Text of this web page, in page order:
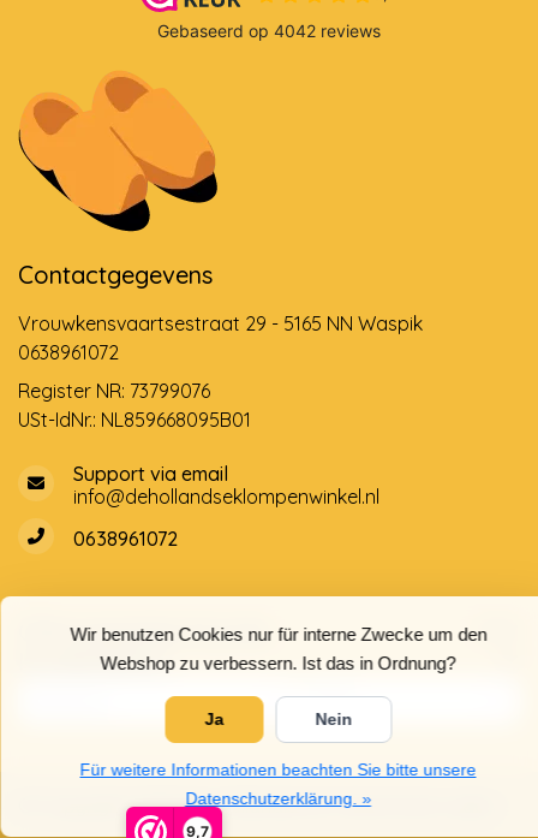
9,7
Wir benutzen Cookies nur für interne Zwecke um den
Webshop zu verbessern. Ist das in Ordnung?
Ja Nein
Für weitere Informationen beachten Sie bitte unsere
Datenschutzerklärung. »
Contactgegevens
Vrouwkensvaartsestraat 29 - 5165 NN Waspik
0638961072
Register NR: 73799076
USt-IdNr.: NL859668095B01
Support via email
info@dehollandseklompenwinkel.nl
0638961072
ÖffnungszeitenSocials
Kundendienst
© Copyright 2026 Der Holländische Holzschuhe Laden